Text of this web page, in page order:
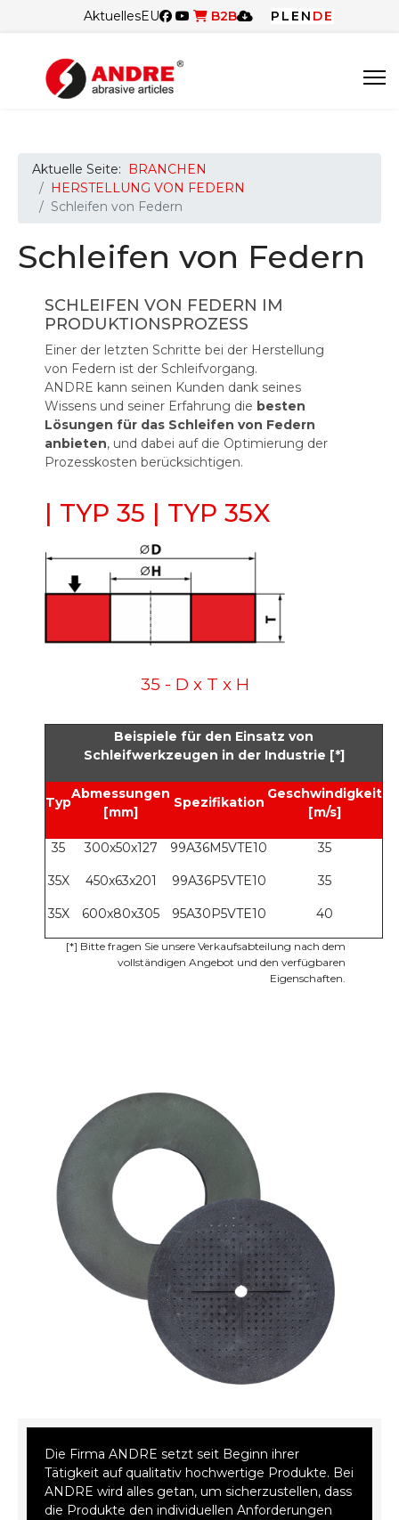
AktuellesEU B2B PL EN DE
Aktuelle Seite:
BRANCHEN
HERSTELLUNG VON FEDERN
Schleifen von Federn
Schleifen von Federn
SCHLEIFEN VON FEDERN IM
PRODUKTIONSPROZESS
Einer der letzten Schritte bei der Herstellung
von Federn ist der Schleifvorgang.
ANDRE kann seinen Kunden dank seines
Wissens und seiner Erfahrung die besten
Lösungen für das Schleifen von Federn
anbieten, und dabei auf die Optimierung der
Prozesskosten berücksichtigen.
| TYP 35 | TYP 35X
35 - D x T x H
Beispiele für den Einsatz von
Schleifwerkzeugen in der Industrie [*]
Typ
Abmessungen
[mm]
Spezifikation
Geschwindigkeit
[m/s]
35 300x50x127 99A36M5VTE10 35
35X 450x63x201 99A36P5VTE10 35
35X 600x80x305 95A30P5VTE10 40
[*] Bitte fragen Sie unsere Verkaufsabteilung nach dem
vollständigen Angebot und den verfügbaren
Eigenschaften.
Die Firma ANDRE setzt seit Beginn ihrer
Tätigkeit auf qualitativ hochwertige Produkte. Bei
ANDRE wird alles getan, um sicherzustellen, dass
die Produkte den individuellen Anforderungen